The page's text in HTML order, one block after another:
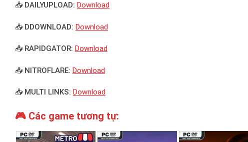
📥 DAILYUPLOAD: Download
📥 DDOWNLOAD: Download
📥 RAPIDGATOR: Download
📥 NITROFLARE: Download
📥 MULTI LINKS: Download
🎮 Các game tương tự: